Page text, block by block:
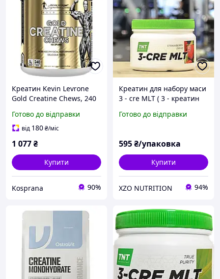
Креатин Kevin Levrone
Gold Creatine Chews, 240
Екзотик
Готово до відправки
від 180₴/міс
1 077₴
Купити
Kosprana 90%
Креатин для набору маси
3 - cre MLT ( 3 - креатин
Готово до відправки
595₴/упаковка
Купити
XZO NUTRITION 94%